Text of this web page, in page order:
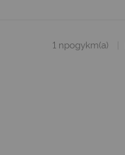
1 продукт(а)